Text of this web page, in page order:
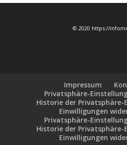
© 2020 https://
Impressum
Privatsphäre-
Historie der Privatsphäre-
Einwilligungen
Privatsphäre-
Historie der Privatsphäre-
Einwilligungen